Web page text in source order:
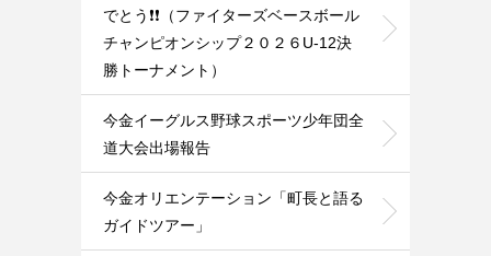
でとう❗️❗️（ファイターズベースボール
チャンピオンシップ２０２６U-12決
勝トーナメント）
今金イーグルス野球スポーツ少年団全
道大会出場報告
今金オリエンテーション「町長と語る
ガイドツアー」